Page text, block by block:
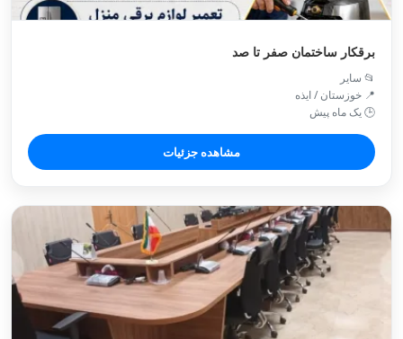
برقکار ساختمان صفر تا صد
📂 سایر
📍 خوزستان / ايذه
🕒 یک ماه پیش
مشاهده جزئیات